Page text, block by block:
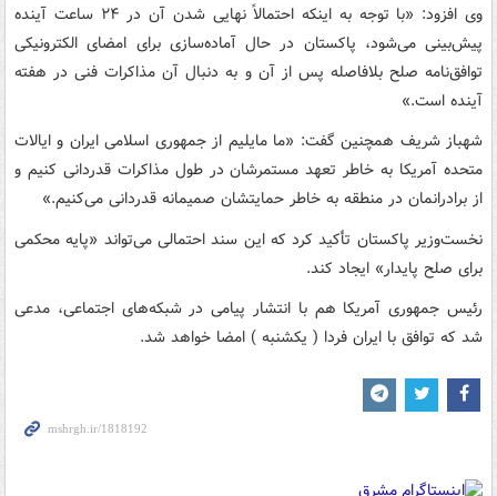
وی افزود: «با توجه به اینکه احتمالاً نهایی شدن آن در ۲۴ ساعت آینده
پیش‌بینی می‌شود، پاکستان در حال آماده‌سازی برای امضای الکترونیکی
توافق‌نامه صلح بلافاصله پس از آن و به دنبال آن مذاکرات فنی در هفته
آینده است.»
شهباز شریف همچنین گفت: «ما مایلیم از جمهوری اسلامی ایران و ایالات
متحده آمریکا به خاطر تعهد مستمرشان در طول مذاکرات قدردانی کنیم و
از برادرانمان در منطقه به خاطر حمایتشان صمیمانه قدردانی می‌کنیم.»
نخست‌وزیر پاکستان تأکید کرد که این سند احتمالی می‌تواند «پایه محکمی
برای صلح پایدار» ایجاد کند.
رئیس جمهوری آمریکا هم با انتشار پیامی در شبکه‌های اجتماعی، مدعی
شد که توافق با ایران فردا ( یکشنبه ) امضا خواهد شد.